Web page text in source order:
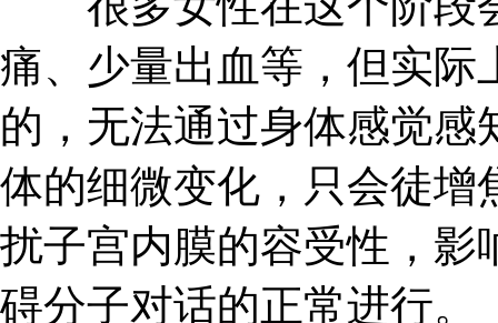
痛、少量出血等，但实际
的，无法通过身体感觉感
体的细微变化，只会徒增
扰子宫内膜的容受性，影
碍分子对话的正常进行。